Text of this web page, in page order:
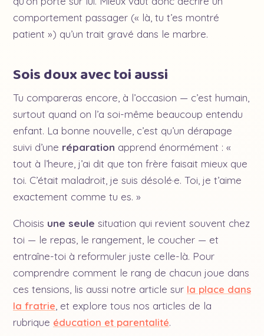
comportement passager (« là, tu t’es montré
patient ») qu’un trait gravé dans le marbre.
Sois doux avec toi aussi
Tu compareras encore, à l’occasion — c’est humain,
surtout quand on l’a soi-même beaucoup entendu
enfant. La bonne nouvelle, c’est qu’un dérapage
suivi d’une réparation apprend énormément : «
tout à l’heure, j’ai dit que ton frère faisait mieux que
toi. C’était maladroit, je suis désolé·e. Toi, je t’aime
exactement comme tu es. »
Choisis une seule situation qui revient souvent chez
toi — le repas, le rangement, le coucher — et
entraîne-toi à reformuler juste celle-là. Pour
comprendre comment le rang de chacun joue dans
ces tensions, lis aussi notre article sur la place dans
la fratrie , et explore tous nos articles de la
rubrique éducation et parentalité.